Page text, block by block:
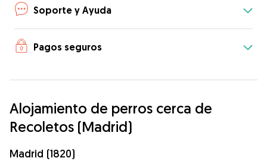
Soporte y Ayuda
Pagos seguros
Alojamiento de perros cerca de
Recoletos (Madrid)
Madrid (1820)